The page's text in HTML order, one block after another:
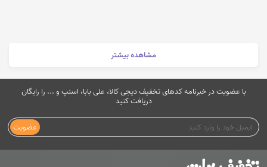
مشاهده بیشتر
با عضویت در خبرنامه کدهای تخفیف دیجی کالا، علی بابا، اسنپ و ... را رایگان
دریافت کنید
عضویت